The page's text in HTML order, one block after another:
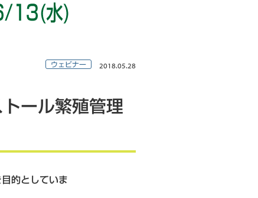
ウェビナー 2018.05.28
ール繁殖管理
的としていま